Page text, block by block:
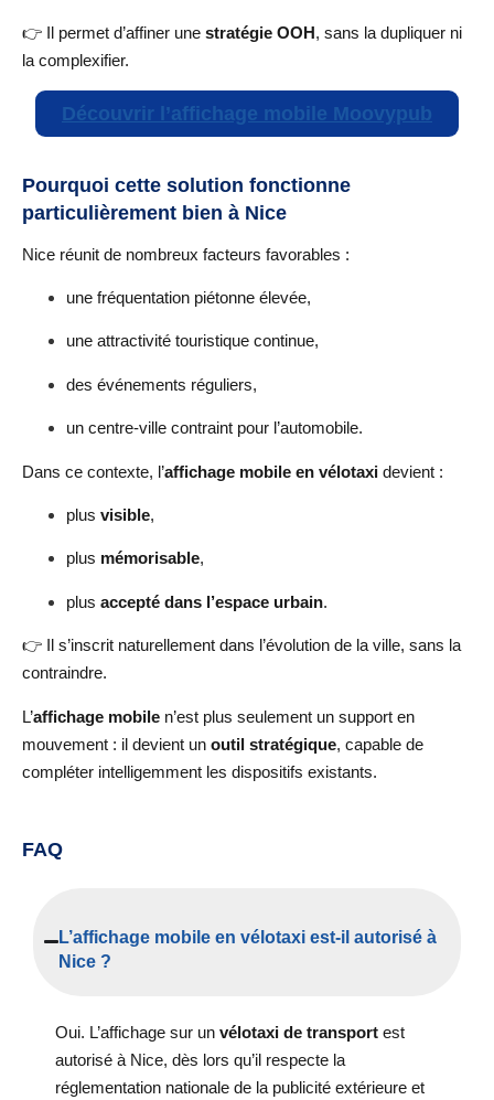
👉 Il permet d’affiner une stratégie OOH, sans la dupliquer ni
la complexifier.
Découvrir l’affichage mobile Moovypub
Pourquoi cette solution fonctionne
particulièrement bien à Nice
Nice réunit de nombreux facteurs favorables :
une fréquentation piétonne élevée,
une attractivité touristique continue,
des événements réguliers,
un centre-ville contraint pour l’automobile.
Dans ce contexte, l’affichage mobile en vélotaxi devient :
plus visible,
plus mémorisable,
plus accepté dans l’espace urbain.
👉 Il s’inscrit naturellement dans l’évolution de la ville, sans la
contraindre.
L’affichage mobile n’est plus seulement un support en
mouvement : il devient un outil stratégique, capable de
compléter intelligemment les dispositifs existants.
FAQ
L’affichage mobile en vélotaxi est-il autorisé à
Nice ?
Oui. L’affichage sur un vélotaxi de transport est
autorisé à Nice, dès lors qu’il respecte la
réglementation nationale de la publicité extérieure et